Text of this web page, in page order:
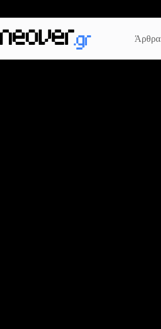
Άρθρα